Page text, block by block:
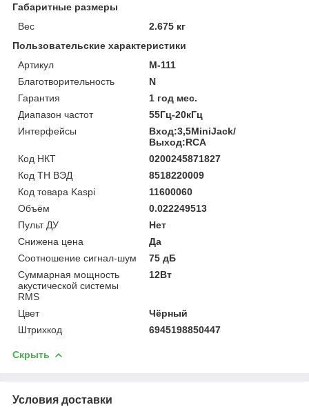
Габаритные размеры
Вес
2.675 кг
Пользовательские характеристики
Артикул
M-111
Благотворительность
N
Гарантия
1 год мес.
Диапазон частот
55Гц-20кГц
Интерфейсы
Вход:3,5MiniJack/
Выход:RCA
Код НКТ
0200245871827
Код ТН ВЭД
8518220009
Код товара Kaspi
11600060
Объём
0.022249513
Пульт ДУ
Нет
Снижена цена
Да
Соотношение сигнал-шум
75 дБ
Суммарная мощность
акустической системы
RMS
12Вт
Цвет
Чёрный
Штрихкод
6945198850447
Скрыть
Условия доставки